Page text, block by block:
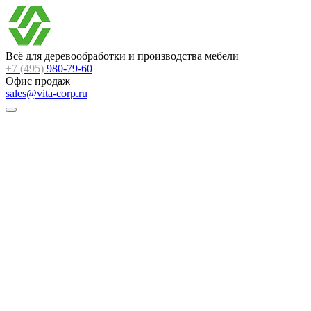
Всё для деревообработки и производства мебели
+7 (495) 980-79-60
Офис продаж
sales@vita-corp.ru